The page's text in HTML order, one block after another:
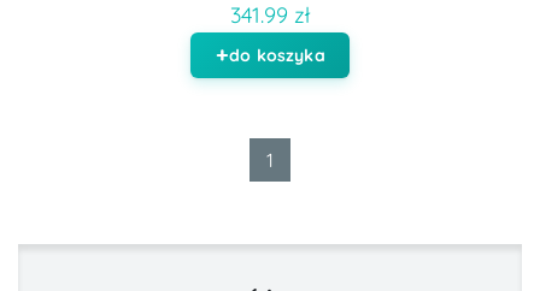
341.99 zł
do koszyka
1